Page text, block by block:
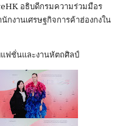
อธิบดีกรมความร่วมมือร
กงานเศรษฐกิจการค้าฮ่องกงใน
ฟชั่นและงานหัตถศิลป์